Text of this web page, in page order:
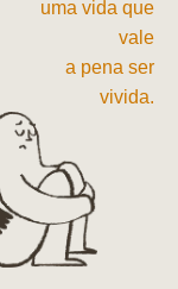
uma vida que
vale
a pena ser
vivida.